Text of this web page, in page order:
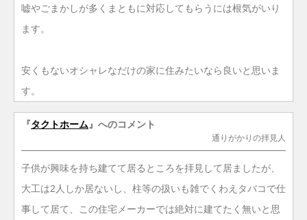
嘘やごまかしが多くまともに対応してもらうには根気がいり
ます。
安くもないオシャレなだけの家に住みたいなら良いと思いま
す。
『タクトホーム』へのコメント
通りがかりの拝見人
子供が興味を持ち建てて居るところを拝見して居ましたが、
大工は2人しか居ないし、柱等の扱いも雑でくわえタバコで仕
事して居て、この住宅メーカーでは絶対に建てたく無いと思